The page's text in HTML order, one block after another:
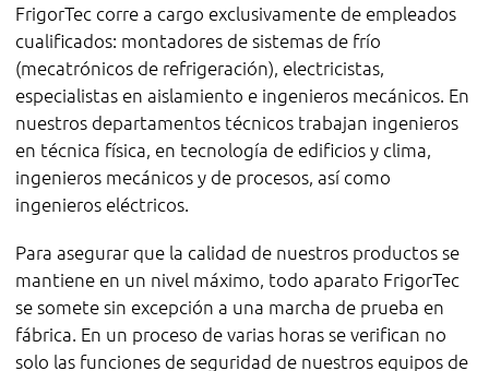
FrigorTec corre a cargo exclusivamente de empleados
cualificados: montadores de sistemas de frío
(mecatrónicos de refrigeración), electricistas,
especialistas en aislamiento e ingenieros mecánicos. En
nuestros departamentos técnicos trabajan ingenieros
en técnica física, en tecnología de edificios y clima,
ingenieros mecánicos y de procesos, así como
ingenieros eléctricos.
Para asegurar que la calidad de nuestros productos se
mantiene en un nivel máximo, todo aparato FrigorTec
se somete sin excepción a una marcha de prueba en
fábrica. En un proceso de varias horas se verifican no
solo las funciones de seguridad de nuestros equipos de